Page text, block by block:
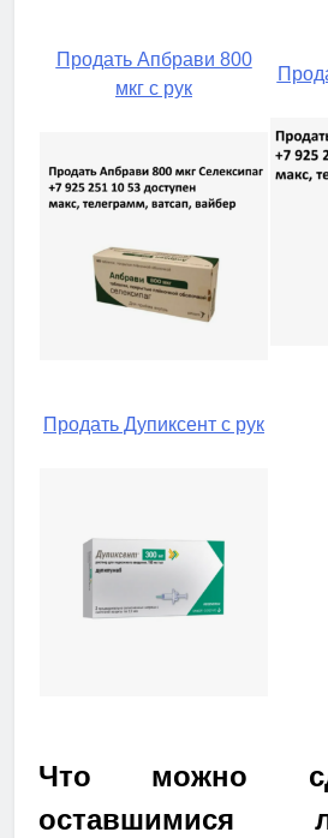
Продать Апбрави 800
мкг с рук
Продать Дупиксент с рук
Что можно
оставшимися